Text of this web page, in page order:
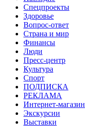
Спецпроекты
Здоровье
Вопрос-ответ
Страна и мир
Финансы
Люди
Пресс-центр
Культура
Спорт
ПОДПИСКА
РЕКЛАМА
Интернет-магазин
Экскурсии
Выставки